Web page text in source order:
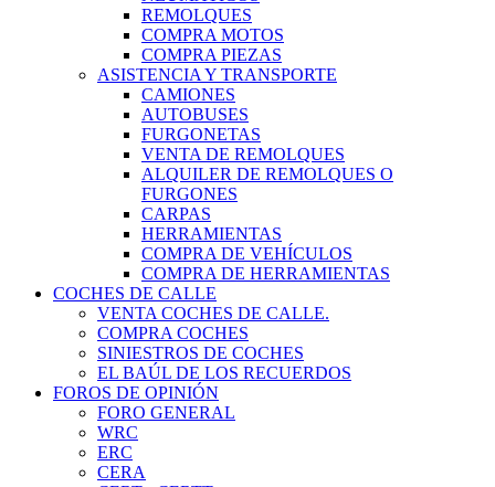
REMOLQUES
COMPRA MOTOS
COMPRA PIEZAS
ASISTENCIA Y TRANSPORTE
CAMIONES
AUTOBUSES
FURGONETAS
VENTA DE REMOLQUES
ALQUILER DE REMOLQUES O
FURGONES
CARPAS
HERRAMIENTAS
COMPRA DE VEHÍCULOS
COMPRA DE HERRAMIENTAS
COCHES DE CALLE
VENTA COCHES DE CALLE.
COMPRA COCHES
SINIESTROS DE COCHES
EL BAÚL DE LOS RECUERDOS
FOROS DE OPINIÓN
FORO GENERAL
WRC
ERC
CERA